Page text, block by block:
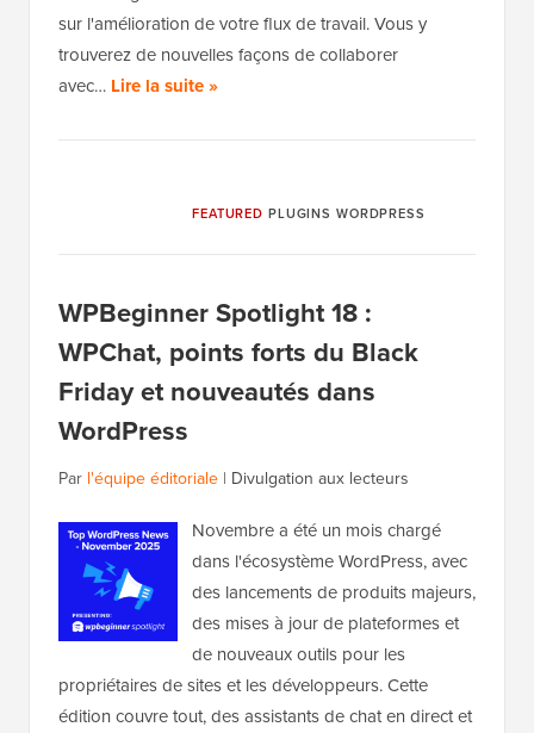
sur l'amélioration de votre flux de travail. Vous y
trouverez de nouvelles façons de collaborer
avec… Lire la suite »
FEATURED PLUGINS WORDPRESS
WPBeginner Spotlight 18 :
WPChat, points forts du Black
Friday et nouveautés dans
WordPress
Par l'équipe éditoriale | Divulgation aux lecteurs
Novembre a été un mois chargé
dans l'écosystème WordPress, avec
des lancements de produits majeurs,
des mises à jour de plateformes et
de nouveaux outils pour les
propriétaires de sites et les développeurs. Cette
édition couvre tout, des assistants de chat en direct et